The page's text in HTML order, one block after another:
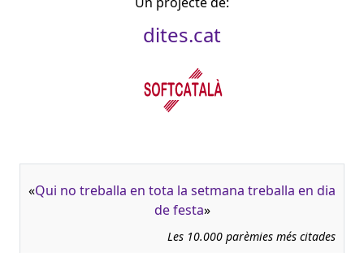
dites.cat
«Qui no treballa en tota la setmana treballa en dia
de festa»
Les 10.000 parèmies més citades